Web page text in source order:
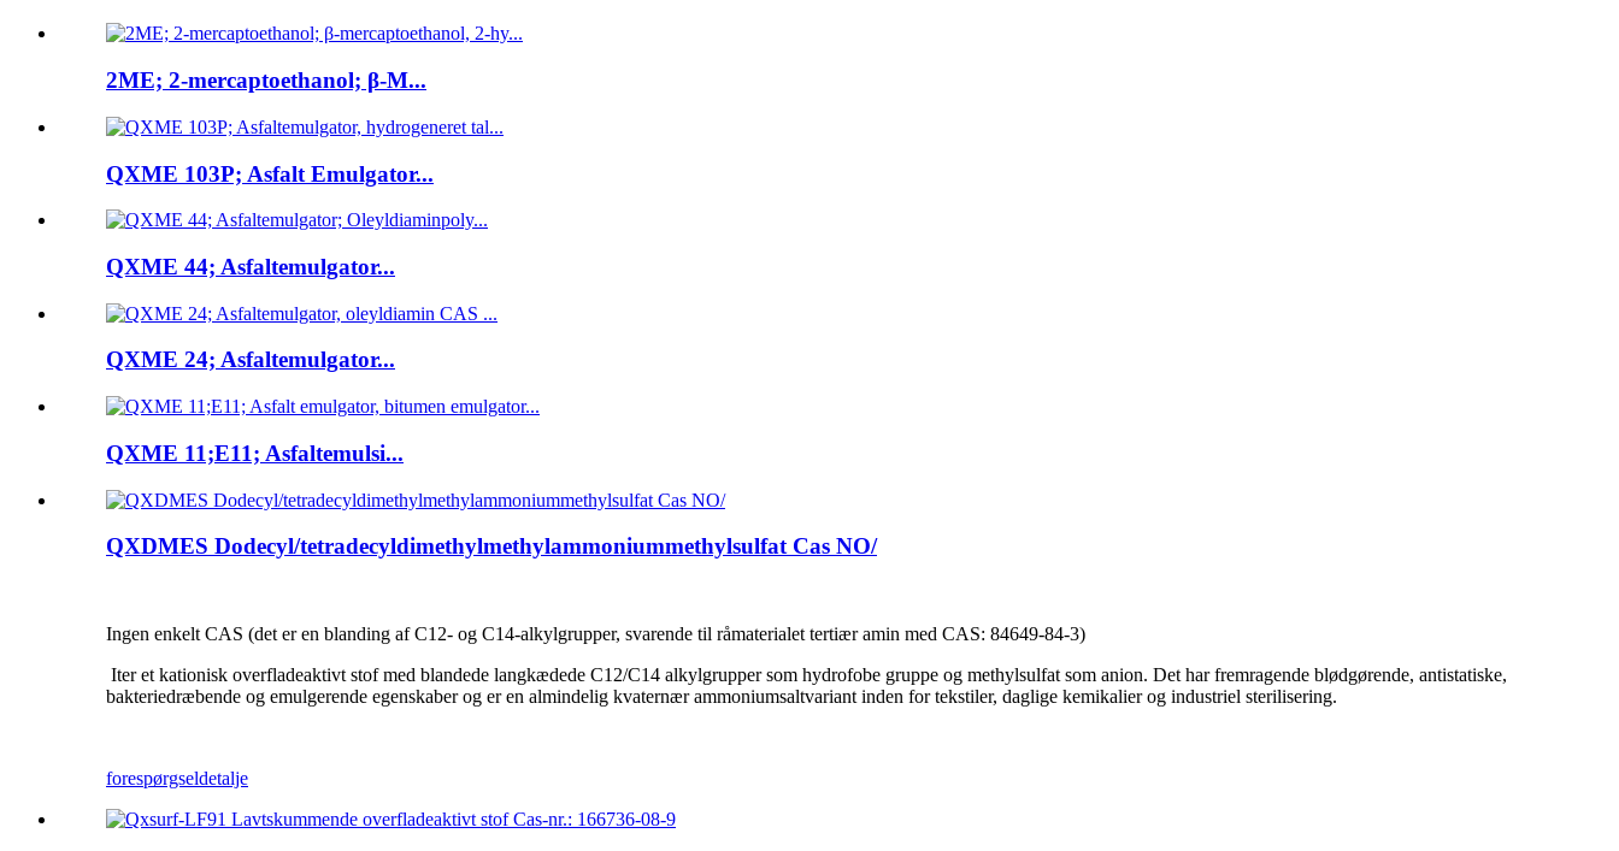
2ME; 2-mercaptoethanol; β-M...
QXME 103P; Asfalt Emulgator...
QXME 44; Asfaltemulgator...
QXME 24; Asfaltemulgator...
QXME 11;E11; Asfaltemulsi...
QXDMES Dodecyl/tetradecyldimethylmethylammoniummethylsulfat Cas NO/
Ingen enkelt CAS (det er en blanding af C12- og C14-alkylgrupper, svarende til råmaterialet tertiær amin med CAS: 84649-84-3)
Iter et kationisk overfladeaktivt stof med blandede langkædede C12/C14 alkylgrupper som hydrofobe gruppe og methylsulfat som anion. Det har fremragende blødgørende, antistatiske,
bakteriedræbende og emulgerende egenskaber og er en almindelig kvaternær ammoniumsaltvariant inden for tekstiler, daglige kemikalier og industriel sterilisering.
forespørgseldetalje